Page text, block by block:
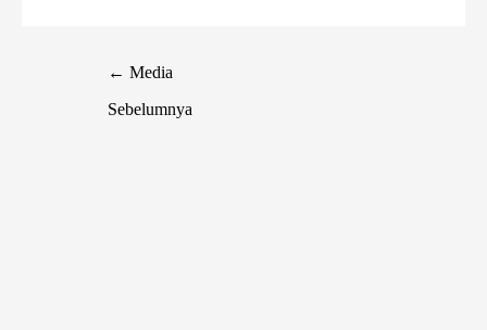
← Media
Sebelumnya